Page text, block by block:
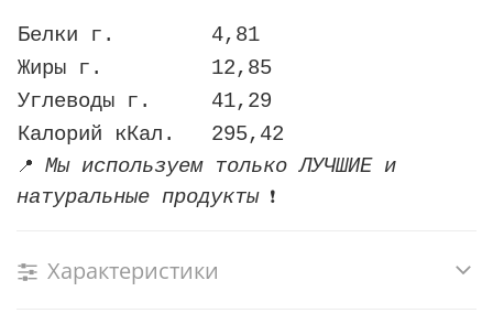
Белки г.
4,81
Жиры г.
12,85
Углеводы г.
41,29
Калорий кКал.
295,42
📍 Мы используем только ЛУЧШИЕ и
натуральные продукты
❗
Характеристики